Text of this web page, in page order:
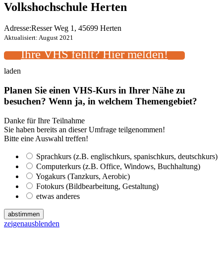
Volkshochschule Herten
Adresse:Resser Weg 1, 45699 Herten
Aktualisiert: August 2021
Ihre VHS fehlt? Hier melden!
laden
Planen Sie einen VHS-Kurs in Ihrer Nähe zu
besuchen? Wenn ja, in welchem Themengebiet?
Danke für Ihre Teilnahme
Sie haben bereits an dieser Umfrage teilgenommen!
Bitte eine Auswahl treffen!
Sprachkurs (z.B. englischkurs, spanischkurs, deutschkurs)
Computerkurs (z.B. Office, Windows, Buchhaltung)
Yogakurs (Tanzkurs, Aerobic)
Fotokurs (Bildbearbeitung, Gestaltung)
etwas anderes
abstimmen
zeigenausblenden